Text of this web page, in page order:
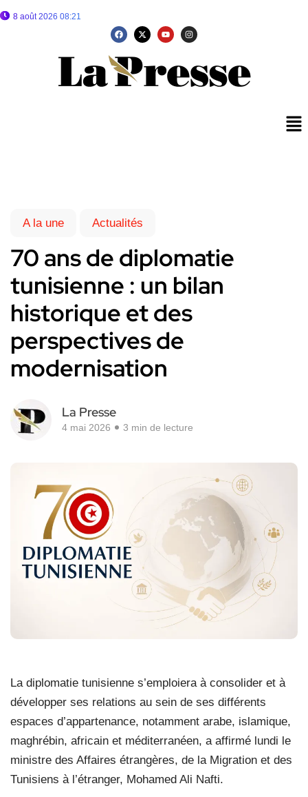
8 août 2026 08:21
A la une Actualités
70 ans de diplomatie
tunisienne : un bilan
historique et des
perspectives de
modernisation
La Presse
4 mai 2026 3 min de lecture
La diplomatie tunisienne s’emploiera à consolider et à
développer ses relations au sein de ses différents
espaces d’appartenance, notamment arabe, islamique,
maghrébin, africain et méditerranéen, a affirmé lundi le
ministre des Affaires étrangères, de la Migration et des
Tunisiens à l’étranger, Mohamed Ali Nafti.